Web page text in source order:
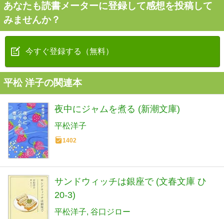
あなたも読書メーターに登録して感想を投稿して
みませんか？
今すぐ登録する（無料）
平松 洋子の関連本
夜中にジャムを煮る (新潮文庫)
平松洋子
1402
サンドウィッチは銀座で (文春文庫 ひ
20-3)
平松洋子 谷口ジロー